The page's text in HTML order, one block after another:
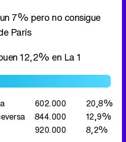
7% pero no consigue
París
12,2% en La 1
602.000
20,8%
844.000
12,9%
920.000 8,2%